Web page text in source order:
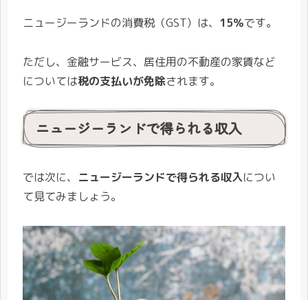
ニュージーランドの消費税（GST）は、 15％です。
ただし、金融サービス、居住用の不動産の家賃など
については税の支払いが免除されます。
ニュージーランドで得られる収入
では次に、 ニュージーランドで得られる収入につい
て見てみましょう。